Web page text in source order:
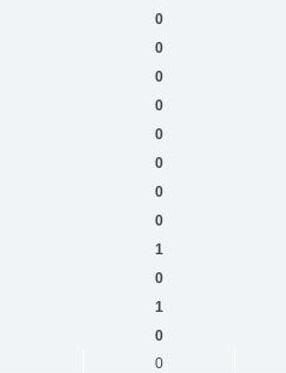
0
0
0
0
0
0
0
0
1
0
1
0
0